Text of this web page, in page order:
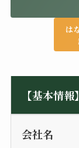
は
【基本情報】
会社名